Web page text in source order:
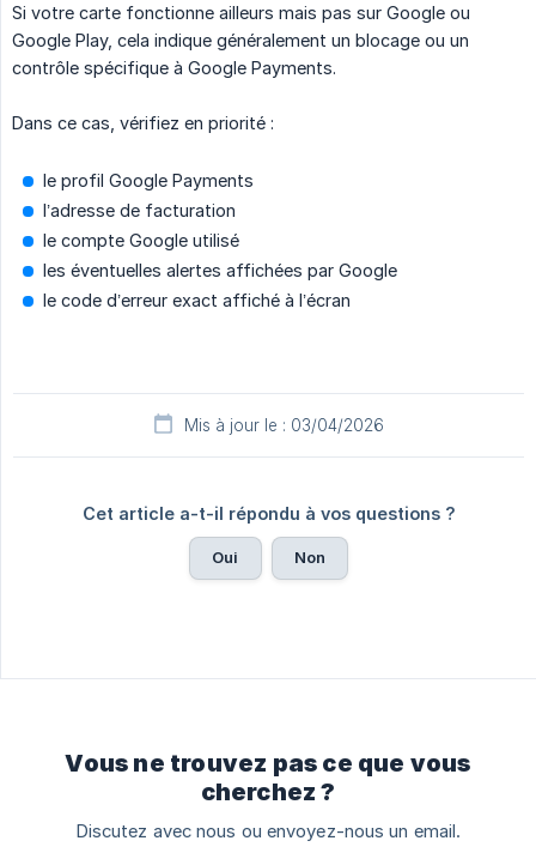
Si votre carte fonctionne ailleurs mais pas sur Google ou
Google Play, cela indique généralement un blocage ou un
contrôle spécifique à Google Payments.
Dans ce cas, vérifiez en priorité :
le profil Google Payments
l’adresse de facturation
le compte Google utilisé
les éventuelles alertes affichées par Google
le code d’erreur exact affiché à l’écran
Mis à jour le : 03/04/2026
Cet article a-t-il répondu à vos questions ?
Oui Non
Vous ne trouvez pas ce que vous
cherchez ?
Discutez avec nous ou envoyez-nous un email.